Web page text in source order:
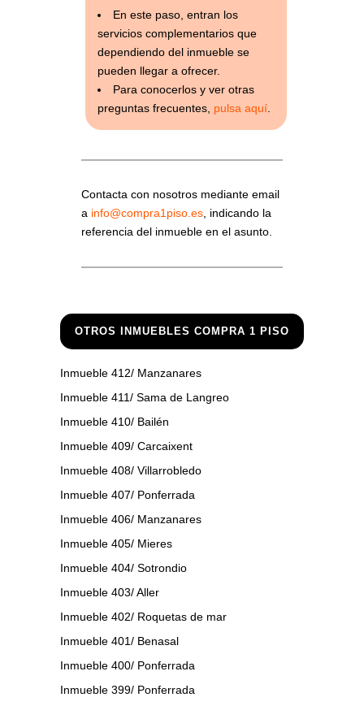
En este paso, entran los
servicios complementarios que
dependiendo del inmueble se
pueden llegar a ofrecer.
Para conocerlos y ver otras
preguntas frecuentes, pulsa aquí.
Contacta con nosotros mediante email
a info@compra1piso.es , indicando la
referencia del inmueble en el asunto.
OTROS INMUEBLES COMPRA 1 PISO
Inmueble 412/ Manzanares
Inmueble 411/ Sama de Langreo
Inmueble 410/ Bailén
Inmueble 409/ Carcaixent
Inmueble 408/ Villarrobledo
Inmueble 407/ Ponferrada
Inmueble 406/ Manzanares
Inmueble 405/ Mieres
Inmueble 404/ Sotrondio
Inmueble 403/ Aller
Inmueble 402/ Roquetas de mar
Inmueble 401/ Benasal
Inmueble 400/ Ponferrada
Inmueble 399/ Ponferrada